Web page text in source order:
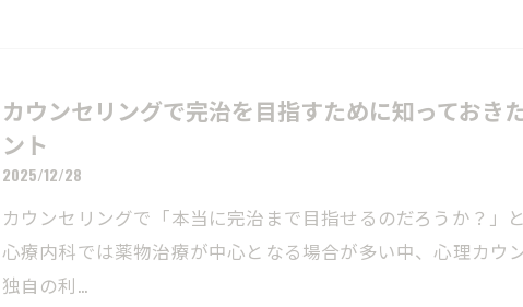
カウンセリングで完治を目指すために知っておき
ント
2025/12/28
カウンセリングで「本当に完治まで目指せるのだろうか？」
心療内科では薬物治療が中心となる場合が多い中、心理カウ
独自の利…